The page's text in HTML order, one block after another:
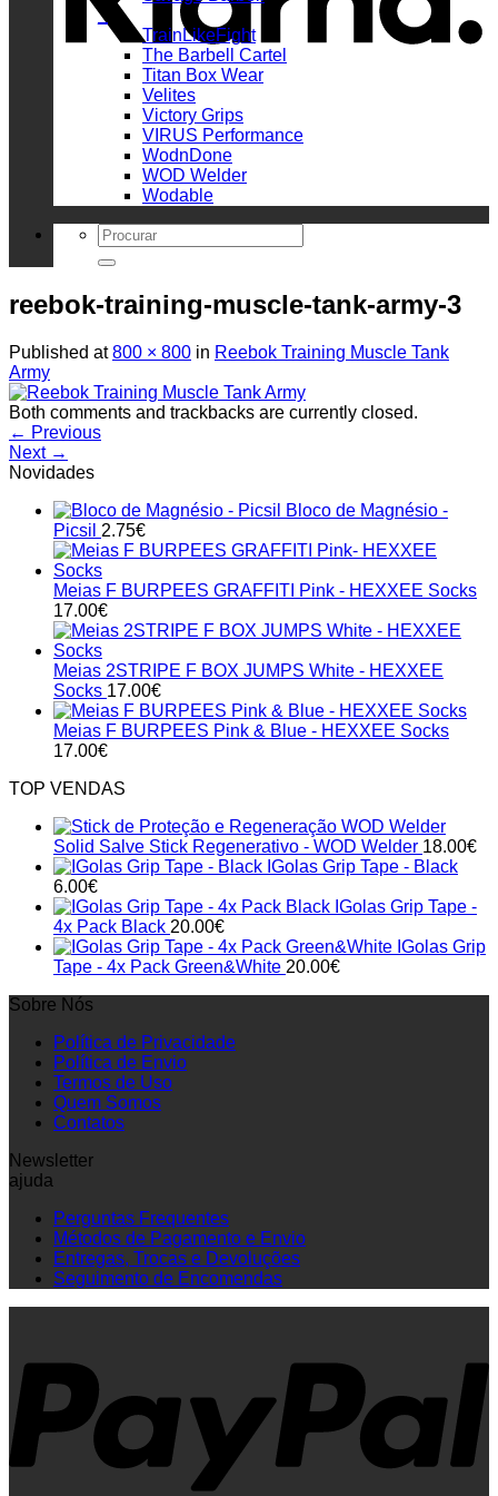
_
TrainLikeFight
The Barbell Cartel
Titan Box Wear
Velites
Victory Grips
VIRUS Performance
WodnDone
WOD Welder
Wodable
Search
for:
reebok-training-muscle-tank-army-3
Published at800 × 800 in Reebok Training Muscle Tank
Army
Both comments and trackbacks are currently closed.
← Previous
Next →
Novidades
Bloco de Magnésio -
Picsil 2.75€
Meias F BURPEES GRAFFITI Pink - HEXXEE Socks
17.00€
Meias 2STRIPE F BOX JUMPS White - HEXXEE
Socks 17.00€
Meias F BURPEES Pink & Blue - HEXXEE Socks
17.00€
TOP VENDAS
Solid Salve Stick Regenerativo - WOD Welder 18.00€
IGolas Grip Tape - Black
6.00€
IGolas Grip Tape -
4x Pack Black 20.00€
IGolas Grip
Tape - 4x Pack Green&White 20.00€
Sobre Nós
Política de Privacidade
Política de Envio
Termos de Uso
Quem Somos
Contatos
Newsletter
ajuda
Perguntas Frequentes
Métodos de Pagamento e Envio
Entregas, Trocas e Devoluções
Seguimento de Encomendas